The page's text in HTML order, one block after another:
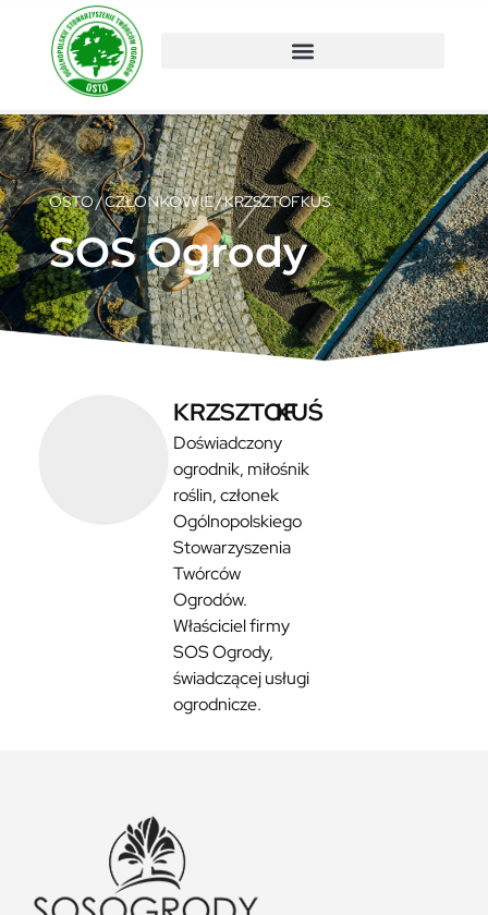
OSTO/CZŁONKOWIE/KRZSZTOFKUŚ
SOS Ogrody
KRZSZTOFKUŚ
Doświadczony
ogrodnik, miłośnik
roślin, członek
Ogólnopolskiego
Stowarzyszenia
Twórców
Ogrodów.
Właściciel firmy
SOS Ogrody,
świadczącej usługi
ogrodnicze.